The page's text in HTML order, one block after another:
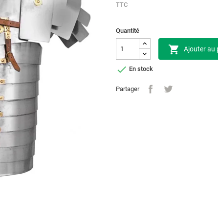
TTC
Quantité
 Ajouter au
 En stock
Partager